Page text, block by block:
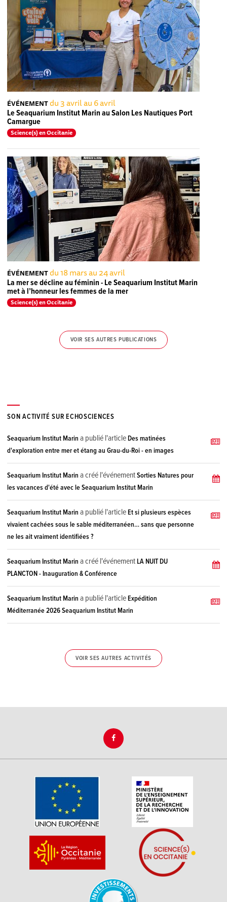
ÉVÉNEMENTdu 3 avril au 6 avril
Le Seaquarium Institut Marin au Salon Les Nautiques Port
Camargue
Science(s) en Occitanie
ÉVÉNEMENTdu 18 mars au 24 avril
La mer se décline au féminin - Le Seaquarium Institut Marin
met à l’honneur les femmes de la mer
Science(s) en Occitanie
VOIR SES AUTRES PUBLICATIONS
SON ACTIVITÉ SUR ECHOSCIENCES
Seaquarium Institut Marin a publié l'articleDes matinées
d'exploration entre mer et étang au Grau-du-Roi - en images
Seaquarium Institut Marin a créé l'événementSorties Natures pour
les vacances d'été avec le Seaquarium Institut Marin
Seaquarium Institut Marin a publié l'articleEt si plusieurs espèces
vivaient cachées sous le sable méditerranéen… sans que personne
ne les ait vraiment identifiées ?
Seaquarium Institut Marin a créé l'événementLA NUIT DU
PLANCTON - Inauguration & Conférence
Seaquarium Institut Marin a publié l'articleExpédition
Méditerranée 2026 Seaquarium Institut Marin
VOIR SES AUTRES ACTIVITÉS